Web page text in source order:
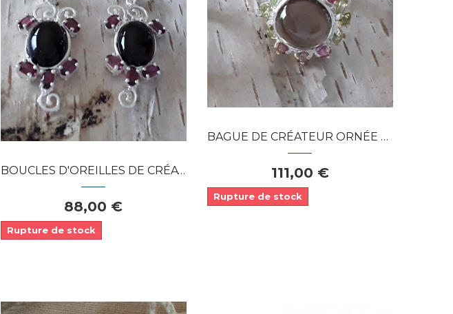
Dans mon panier
APERÇU RAPIDE
BOUCLES D'OREILLES DE CRÉATEUR ORNÉES...
88,00 €
Rupture de stock
Dans mon panier
APERÇU RAPIDE
BAGUE DE CRÉATEUR ORNÉE QUARTZ FUMÉ &...
111,00 €
Rupture de stock